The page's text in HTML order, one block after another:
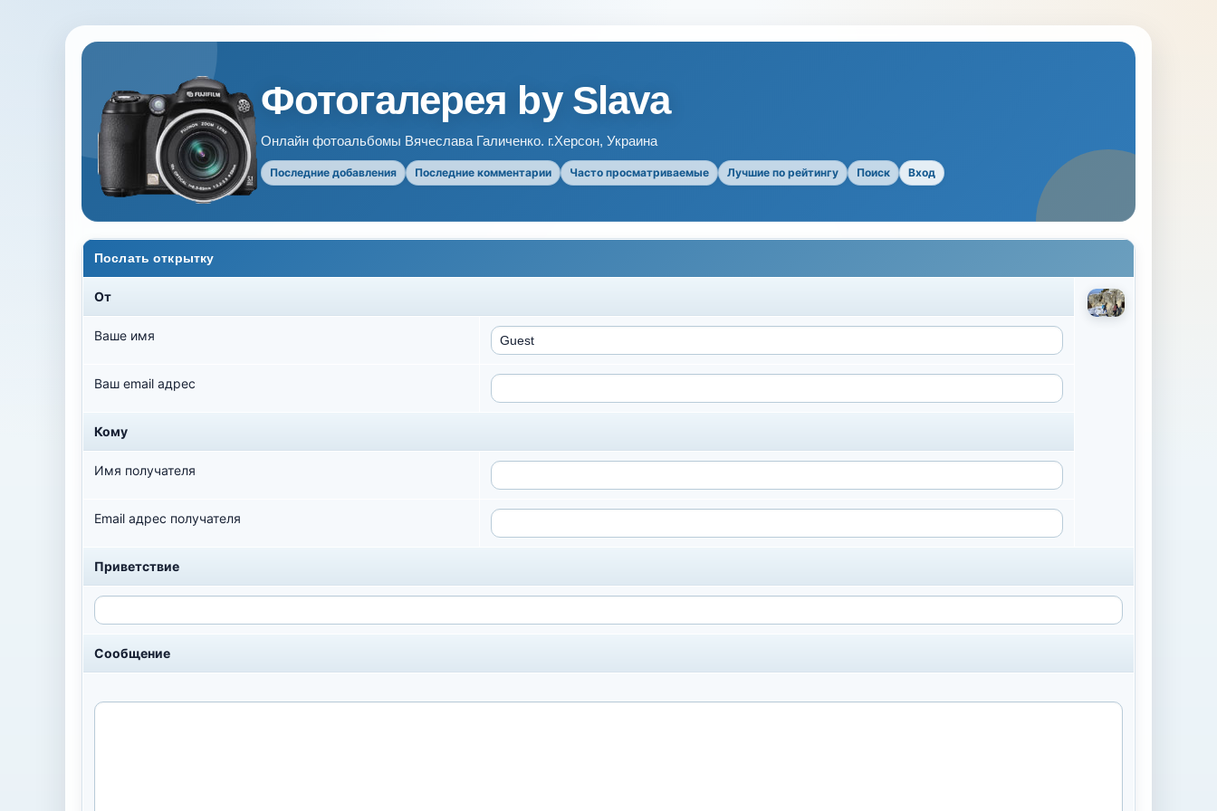
Фотогалерея by Slava
Онлайн фотоальбомы Вячеслава Галиченко. г.Херсон, Украина
Последние добавления Последние комментарии Часто просматриваемые Лучшие по рейтингу Поиск Вход
Послать открытку
От
Ваше имя
Ваш email адрес
Кому
Имя получателя
Email адрес получателя
Приветствие
Сообщение